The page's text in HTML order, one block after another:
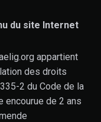
du site Internet
appartient
des droits
2 du Code de la
encourue de 2 ans